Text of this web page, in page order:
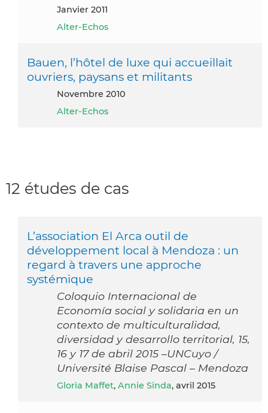
janvier 2011
Alter-Echos
Bauen, l’hôtel de luxe qui accueillait
ouvriers, paysans et militants
novembre 2010
Alter-Echos
12 études de cas
L’association El Arca outil de
développement local à Mendoza : un
regard à travers une approche
systémique
Coloquio Internacional de
Economía social y solidaria en un
contexto de multiculturalidad,
diversidad y desarrollo territorial, 15,
16 y 17 de abril 2015 –UNCuyo /
Université Blaise Pascal – Mendoza
Gloria Maffet, Annie Sinda, avril 2015